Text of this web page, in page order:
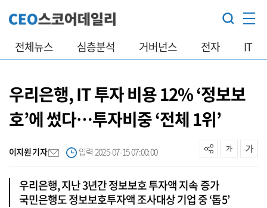
전체뉴스 심층분석 거버넌스 전자 IT
우리은행, IT 투자 비용 12% ‘정보보
호’에 썼다…투자비중 ‘전체 1위’
이지원 기자 입력 2025-07-15 07:00:00
우리은행, 지난 3년간 정보보호 투자액 지속 증가
국민은행도 정보보호투자액 조사대상 기업 중 ‘톱5’